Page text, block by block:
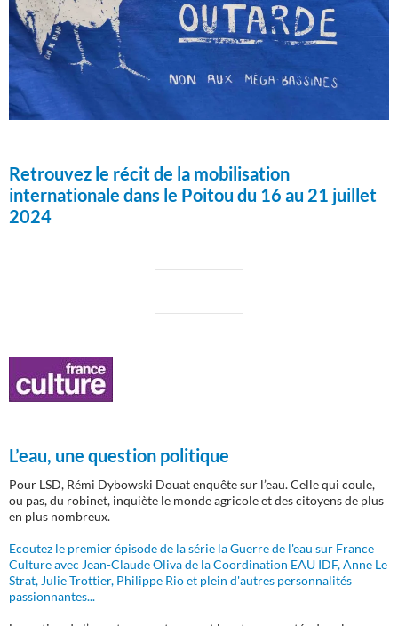
Retrouvez le récit de la mobilisation
internationale dans le Poitou du 16 au 21 juillet
2024
L’eau, une question politique
Pour LSD, Rémi Dybowski Douat enquête sur l’eau. Celle qui coule,
ou pas, du robinet, inquiète le monde agricole et des citoyens de plus
en plus nombreux.
Ecoutez le premier épisode de la série la Guerre de l'eau sur France
Culture avec Jean-Claude Oliva de la Coordination EAU IDF, Anne Le
Strat, Julie Trottier, Philippe Rio et plein d'autres personnalités
passionnantes...